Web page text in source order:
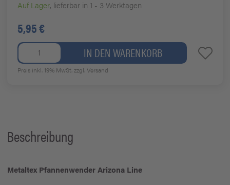
Auf Lager, lieferbar in 1 - 3 Werktagen
5,95 €
IN DEN WARENKORB
Preis inkl. 19% MwSt.zzgl. Versand
Beschreibung
Metaltex Pfannenwender Arizona Line